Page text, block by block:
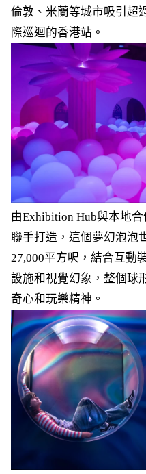
倫敦、米蘭等城市吸引超
際巡迴的香港站。
由Exhibition Hub與本地
聯手打造，這個夢幻泡泡
27,000平方呎，結合互動
設施和視覺幻象，整個球
奇心和玩樂精神。